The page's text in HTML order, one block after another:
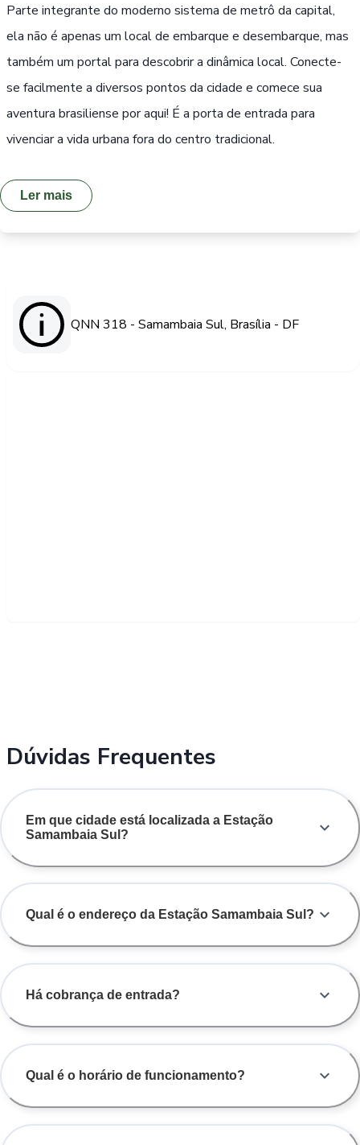
Parte integrante do moderno sistema de metrô da capital,
ela não é apenas um local de embarque e desembarque, mas
também um portal para descobrir a dinâmica local. Conecte-
se facilmente a diversos pontos da cidade e comece sua
aventura brasiliense por aqui! É a porta de entrada para
vivenciar a vida urbana fora do centro tradicional.
Ler mais
QNN 318 - Samambaia Sul, Brasília - DF
Dúvidas Frequentes
Em que cidade está localizada a Estação
Samambaia Sul?
Qual é o endereço da Estação Samambaia Sul?
Há cobrança de entrada?
Qual é o horário de funcionamento?